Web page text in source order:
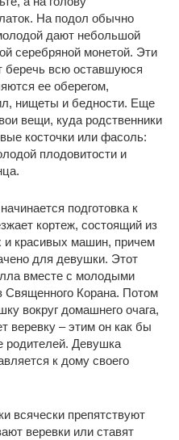
На подол обычно
дают небольшой
серебряной монетой. Эти
беречь всю оставшуюся
ее оберегом,
нищеты и бедности. Еще
вещи, куда родственники
косточки или фасоль:
плодовитости и
подготовка к
кортеж, состоящий из
и красивых машин, причем
для девушки. Этот
вместе с молодыми
Священного Корана. Потом
вокруг домашнего очага,
веревку – этим он как бы
родителей. Девушка
к дому своего
всячески препятствуют
веревки или ставят